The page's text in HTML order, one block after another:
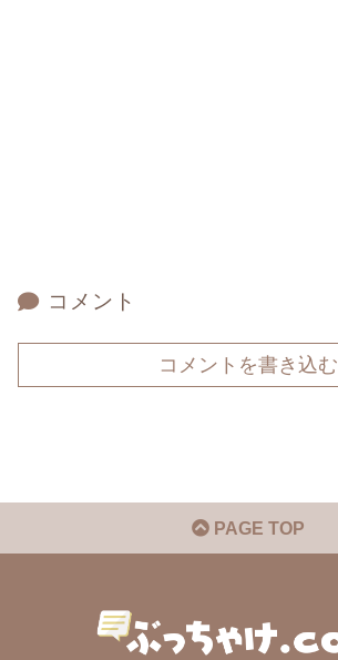
コメント
コメントを書き込む
PAGE TOP